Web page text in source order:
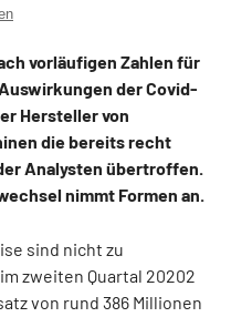
vorläufigen Zahlen für
der Covid-
Hersteller von
die bereits recht
Analysten übertroffen.
nimmt Formen an.
sind nicht zu
zweiten Quartal 20202
von rund 386 Millionen